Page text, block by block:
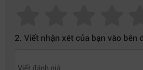
2. Viết nhận xét của bạn vào bên